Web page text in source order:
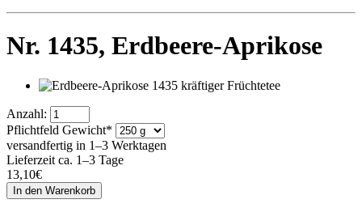
Nr. 1435, Erdbeere-Aprikose
Anzahl:
Pflichtfeld Gewicht*
versandfertig in 1–3 Werktagen
Lieferzeit ca. 1–3 Tage
13,10€